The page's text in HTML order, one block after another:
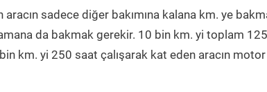
aracın sadece diğer bakımına kalana km. ye
da bakmak gerekir. 10 bin km. yi toplam
km. yi 250 saat çalışarak kat eden aracın motor